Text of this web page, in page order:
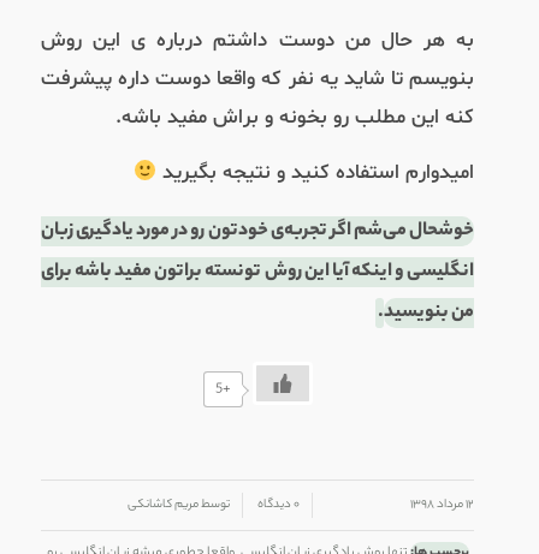
به هر حال من دوست داشتم درباره ی این روش
بنویسم تا شاید یه نفر که واقعا دوست داره پیشرفت
کنه این مطلب رو بخونه و براش مفید باشه.
امیدوارم استفاده کنید و نتیجه بگیرید
خوشحال می‌شم اگر تجربه‌ی خودتون رو در مورد یادگیری زبان
انگلیسی و اینکه آیا این روش تونسته براتون مفید باشه برای
من بنویسید.
+5
۱۲ مرداد ۱۳۹۸ ۰ دیدگاه توسطمریم کاشانکی